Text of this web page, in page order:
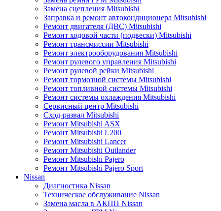
Замена сцепления Mitsubishi
Заправка и ремонт автокондиционера Mitsubishi
Ремонт двигателя (ДВС) Mitsubishi
Ремонт ходовой части (подвески) Mitsubishi
Ремонт трансмиссии Mitsubishi
Ремонт электрооборудования Mitsubishi
Ремонт рулевого управления Mitsubishi
Ремонт рулевой рейки Mitsubishi
Ремонт тормозной системы Mitsubishi
Ремонт топливной системы Mitsubishi
Ремонт системы охлаждения Mitsubishi
Сервисный центр Mitsubishi
Сход-развал Mitsubishi
Ремонт Mitsubishi ASX
Ремонт Mitsubishi L200
Ремонт Mitsubishi Lancer
Ремонт Mitsubishi Outlander
Ремонт Mitsubishi Pajero
Ремонт Mitsubishi Pajero Sport
Nissan
Диагностика Nissan
Техническое обслуживание Nissan
Замена масла в АКПП Nissan